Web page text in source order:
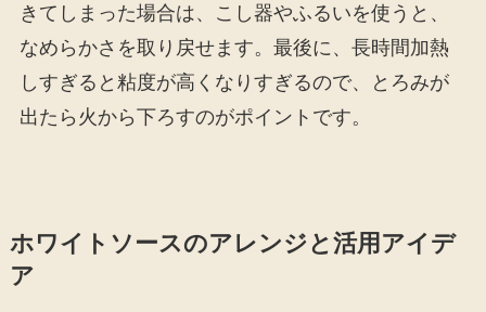
きてしまった場合は、こし器やふるいを使うと、
なめらかさを取り戻せます。最後に、長時間加熱
しすぎると粘度が高くなりすぎるので、とろみが
出たら火から下ろすのがポイントです。
ホワイトソースのアレンジと活用アイデ
ア